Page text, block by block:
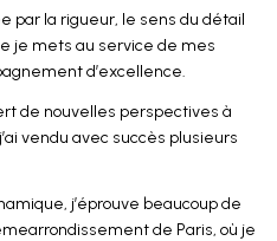
par la rigueur, le sens du détail
je mets au service de mes
d’excellence.
de nouvelles perspectives à
vendu avec succès plusieurs
j’éprouve beaucoup de
de Paris, où je